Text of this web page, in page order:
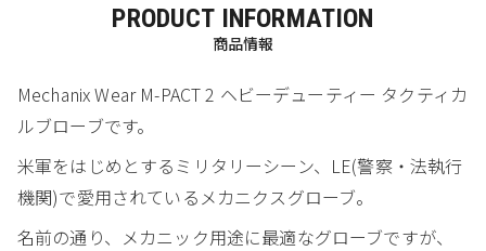
PRODUCT INFORMATION
商品情報
Mechanix Wear M-PACT 2 ヘビーデューティー タクティカ
ルブローブです。
米軍をはじめとするミリタリーシーン、LE(警察・法執行
機関)で愛用されているメカニクスグローブ。
名前の通り、メカニック用途に最適なグローブですが、